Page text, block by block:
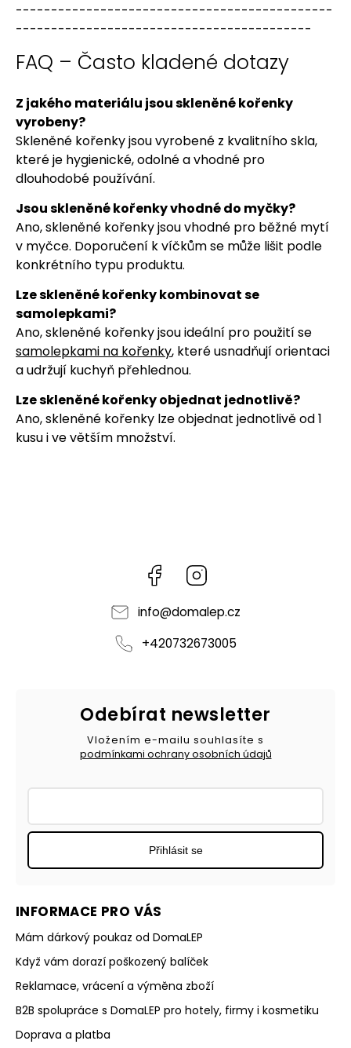
---------------------------------------------
------------------------------------------
FAQ – Často kladené dotazy
Z jakého materiálu jsou skleněné kořenky
vyrobeny?
Skleněné kořenky jsou vyrobené z kvalitního skla,
které je hygienické, odolné a vhodné pro
dlouhodobé používání.
Jsou skleněné kořenky vhodné do myčky?
Ano, skleněné kořenky jsou vhodné pro běžné mytí
v myčce. Doporučení k víčkům se může lišit podle
konkrétního typu produktu.
Lze skleněné kořenky kombinovat se
samolepkami?
Ano, skleněné kořenky jsou ideální pro použití se
samolepkami na kořenky, které usnadňují orientaci
a udržují kuchyň přehlednou.
Lze skleněné kořenky objednat jednotlivě?
Ano, skleněné kořenky lze objednat jednotlivě od 1
kusu i ve větším množství.
Facebook
info@domalep.cz
+420732673005
INFORMACE PRO VÁS
Mám dárkový poukaz od DomaLEP
Když vám dorazí poškozený balíček
Reklamace, vrácení a výměna zboží
B2B spolupráce s DomaLEP pro hotely, firmy i kosmetiku
Doprava a platba
Odebírat newsletter
Vložením e-mailu souhlasíte s
podmínkami ochrany osobních údajů
Přihlásit se